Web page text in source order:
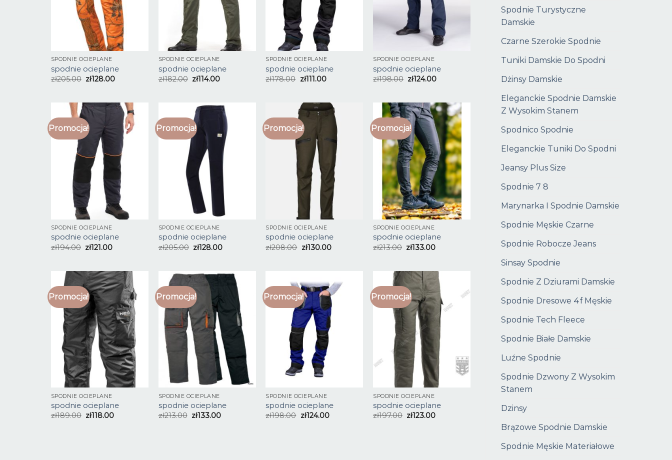
Spodnie Turystyczne
Damskie
Czarne Szerokie Spodnie
Tuniki Damskie Do Spodni
Dżinsy Damskie
Eleganckie Spodnie Damskie
Z Wysokim Stanem
Spodnico Spodnie
Eleganckie Tuniki Do Spodni
Jeansy Plus Size
Spodnie 7 8
Marynarka I Spodnie Damskie
Spodnie Męskie Czarne
Spodnie Robocze Jeans
Sinsay Spodnie
Spodnie Z Dziurami Damskie
Spodnie Dresowe 4f Męskie
Spodnie Tech Fleece
Spodnie Białe Damskie
Luźne Spodnie
Spodnie Dzwony Z Wysokim
Stanem
Dzinsy
Brązowe Spodnie Damskie
Spodnie Męskie Materiałowe
SPODNIE OCIEPLANE
spodnie ocieplane
zł205.00 zł128.00
SPODNIE OCIEPLANE
spodnie ocieplane
zł182.00 zł114.00
SPODNIE OCIEPLANE
spodnie ocieplane
zł178.00 zł111.00
SPODNIE OCIEPLANE
spodnie ocieplane
zł198.00 zł124.00
Promocja!
SPODNIE OCIEPLANE
spodnie ocieplane
zł194.00 zł121.00
Promocja!
SPODNIE OCIEPLANE
spodnie ocieplane
zł205.00 zł128.00
Promocja!
SPODNIE OCIEPLANE
spodnie ocieplane
zł208.00 zł130.00
Promocja!
SPODNIE OCIEPLANE
spodnie ocieplane
zł213.00 zł133.00
Promocja!
SPODNIE OCIEPLANE
spodnie ocieplane
zł189.00 zł118.00
Promocja!
SPODNIE OCIEPLANE
spodnie ocieplane
zł213.00 zł133.00
Promocja!
SPODNIE OCIEPLANE
spodnie ocieplane
zł198.00 zł124.00
Promocja!
SPODNIE OCIEPLANE
spodnie ocieplane
zł197.00 zł123.00